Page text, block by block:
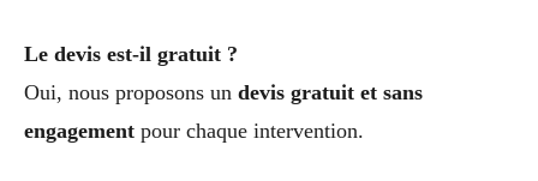
Le devis est-il gratuit ?
Oui, nous proposons un devis gratuit et sans
engagement pour chaque intervention.